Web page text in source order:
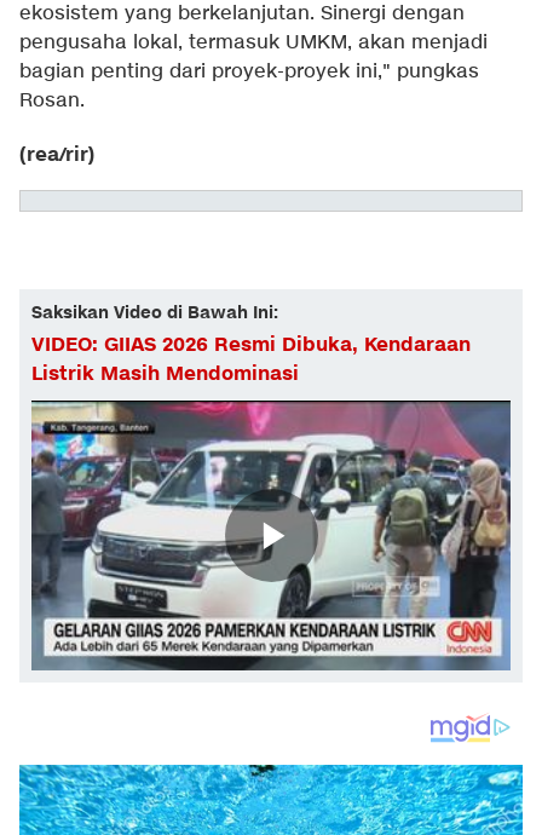
ekosistem yang berkelanjutan. Sinergi dengan
pengusaha lokal, termasuk UMKM, akan menjadi
bagian penting dari proyek-proyek ini," pungkas
Rosan.
(rea/rir)
Saksikan Video di Bawah Ini:
VIDEO: GIIAS 2026 Resmi Dibuka, Kendaraan
Listrik Masih Mendominasi